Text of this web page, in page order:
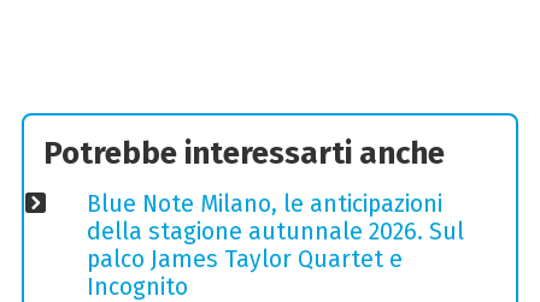
Potrebbe interessarti anche
Blue Note Milano, le anticipazioni
della stagione autunnale 2026. Sul
palco James Taylor Quartet e
Incognito